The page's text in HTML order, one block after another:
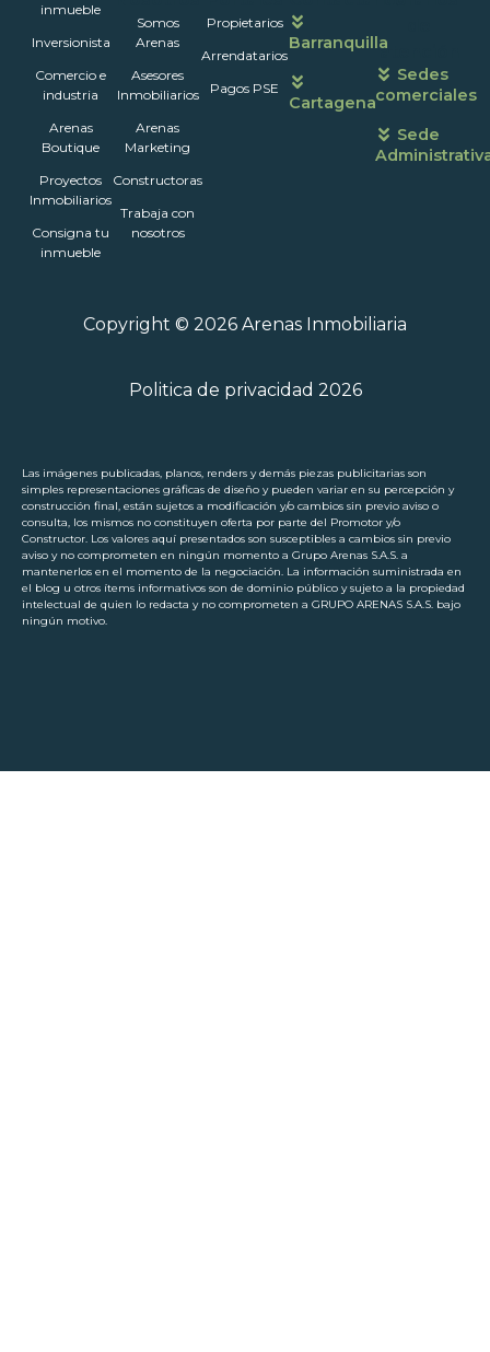
inmueble
Inversionista
Comercio e
industria
Arenas
Boutique
Proyectos
Inmobiliarios
Consigna tu
inmueble
Somos
Arenas
Asesores
Inmobiliarios
Arenas
Marketing
Constructoras
Trabaja con
nosotros
Propietarios
Arrendatarios
Pagos PSE
Barranquilla
Cartagena
atención
Sedes
comerciales
Sede
Copyright © 2026 Arenas Inmobiliaria
Politica de privacidad 2026
Las imágenes publicadas, planos, renders y demás piezas publicitarias son
simples representaciones gráficas de diseño y pueden variar en su percepción y
construcción final, están sujetos a modificación y/o cambios sin previo aviso o
consulta, los mismos no constituyen oferta por parte del Promotor y/o
Constructor. Los valores aquí presentados son susceptibles a cambios sin previo
aviso y no comprometen en ningún momento a Grupo Arenas S.A.S. a
mantenerlos en el momento de la negociación. La información suministrada en
el blog u otros ítems informativos son de dominio público y sujeto a la propiedad
intelectual de quien lo redacta y no comprometen a GRUPO ARENAS S.A.S. bajo
ningún motivo.